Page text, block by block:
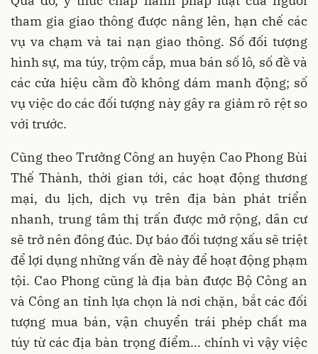
tham gia giao thông được nâng lên, hạn chế các
vụ va chạm và tai nạn giao thông. Số đối tượng
hình sự, ma túy, trộm cắp, mua bán số lô, số đề và
các cửa hiệu cầm đồ không dám manh động; số
vụ việc do các đối tượng này gây ra giảm rõ rệt so
với trước.
Cũng theo Trưởng Công an huyện Cao Phong Bùi
Thế Thành, thời gian tới, các hoạt động thương
mại, du lịch, dịch vụ trên địa bàn phát triển
nhanh, trung tâm thị trấn được mở rộng, dân cư
sẽ trở nên đông đúc. Dự báo đối tượng xấu sẽ triệt
để lợi dụng những vấn đề này để hoạt động phạm
tội. Cao Phong cũng là địa bàn được Bộ Công an
và Công an tỉnh lựa chọn là nơi chặn, bắt các đối
tượng mua bán, vận chuyển trái phép chất ma
túy từ các địa bàn trọng điểm... chính vì vậy việc